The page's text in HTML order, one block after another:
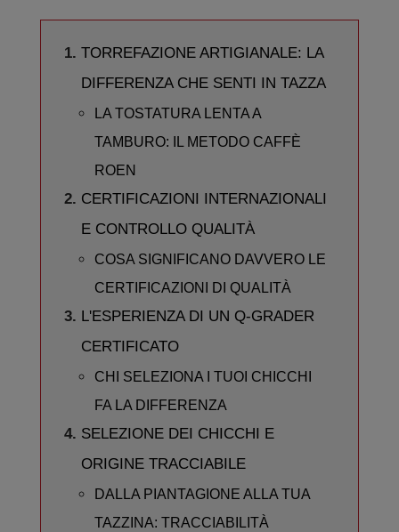
TORREFAZIONE ARTIGIANALE: LA
DIFFERENZA CHE SENTI IN TAZZA
LA TOSTATURA LENTA A
TAMBURO: IL METODO CAFFÈ
ROEN
CERTIFICAZIONI INTERNAZIONALI
E CONTROLLO QUALITÀ
COSA SIGNIFICANO DAVVERO LE
CERTIFICAZIONI DI QUALITÀ
L'ESPERIENZA DI UN Q-GRADER
CERTIFICATO
CHI SELEZIONA I TUOI CHICCHI
FA LA DIFFERENZA
SELEZIONE DEI CHICCHI E
ORIGINE TRACCIABILE
DALLA PIANTAGIONE ALLA TUA
TAZZINA: TRACCIABILITÀ